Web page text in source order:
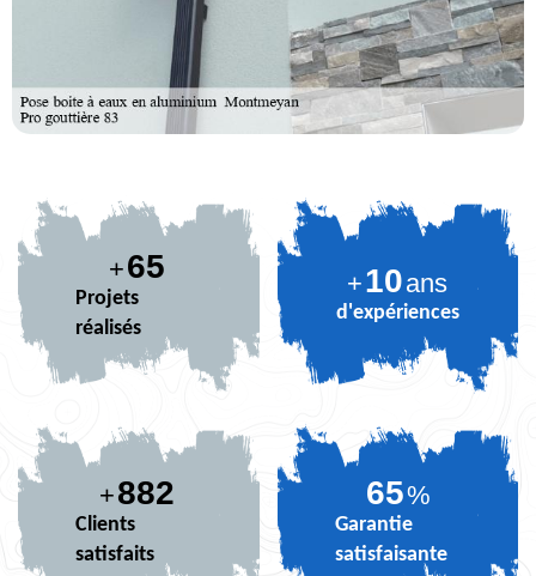
+79
Projets
réalisés
+10ans
d'expériences
+882
Clients
satisfaits
79%
Garantie
satisfaisante